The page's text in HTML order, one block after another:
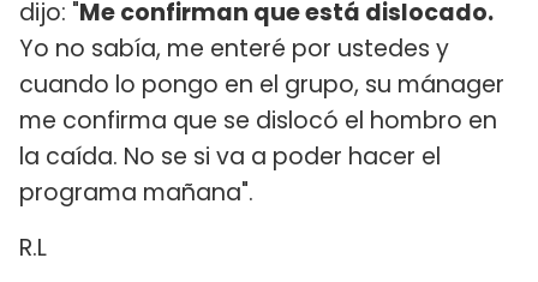
dijo: "Me confirman que está dislocado.
Yo no sabía, me enteré por ustedes y
cuando lo pongo en el grupo, su mánager
me confirma que se dislocó el hombro en
la caída. No se si va a poder hacer el
programa mañana".
R.L